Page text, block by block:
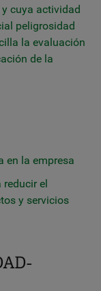
cuya actividad
peligrosidad
la evaluación
de la
en la empresa
reducir el
y servicios